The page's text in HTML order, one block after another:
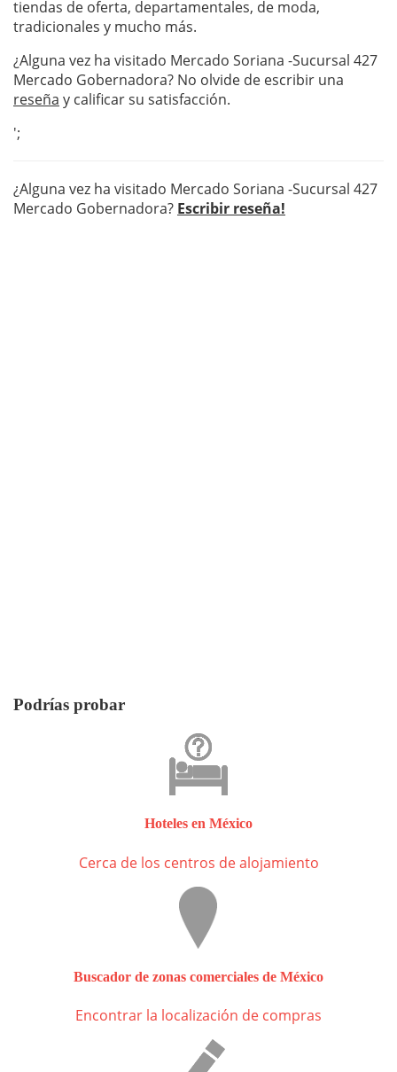
tiendas de oferta, departamentales, de moda,
tradicionales y mucho más.
¿Alguna vez ha visitado Mercado Soriana -Sucursal 427
Mercado Gobernadora? No olvide de escribir una
reseña y calificar su satisfacción.
';
¿Alguna vez ha visitado Mercado Soriana -Sucursal 427
Mercado Gobernadora? Escribir reseña!
Podrías probar
Hoteles en México
Cerca de los centros de alojamiento
Buscador de zonas comerciales de México
Encontrar la localización de compras